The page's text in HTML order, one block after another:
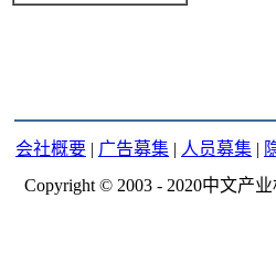
会社概要 | 广告募集 | 人员募集 |
Copyright © 2003 - 2020中文产